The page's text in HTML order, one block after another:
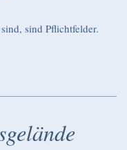
sind Pflichtfelder.